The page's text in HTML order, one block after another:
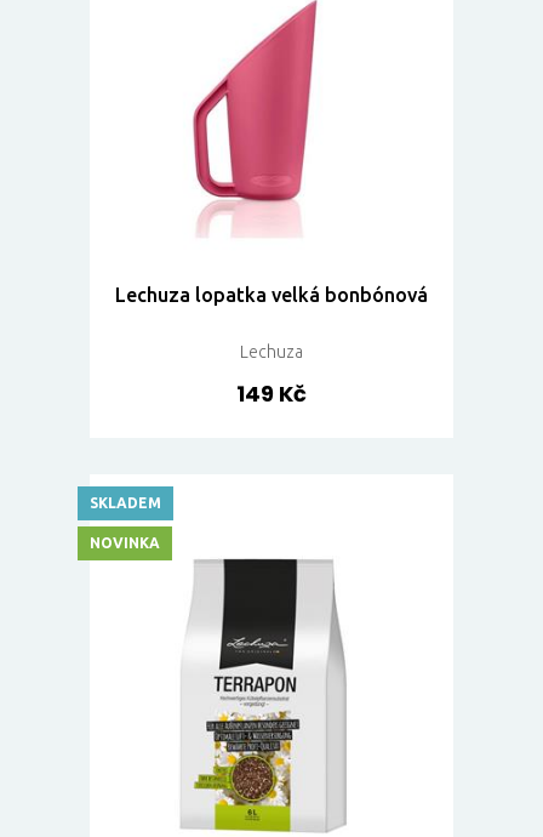
Lechuza lopatka velká bonbónová
Lechuza
149 Kč
SKLADEM
NOVINKA